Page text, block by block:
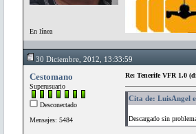
En línea
30 Diciembre, 2012, 13:33:59
Cestomano
Superusuario
Desconectado
Mensajes: 5484
Re: Tenerife VFR 1.0
Cita de: LuisAngel
Descargado sin